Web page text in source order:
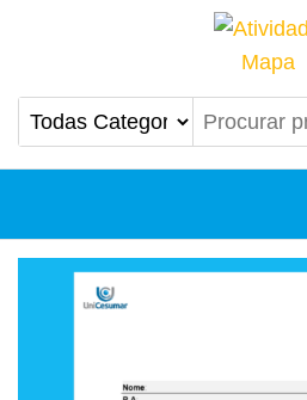
Atividade Mapa